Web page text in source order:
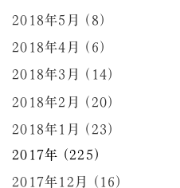
2018年5月 (8)
2018年4月 (6)
2018年3月 (14)
2018年2月 (20)
2018年1月 (23)
2017年 (225)
2017年12月 (16)